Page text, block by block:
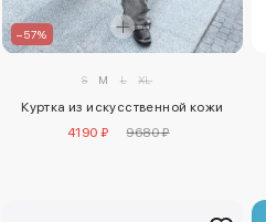
–57%
S M L XL
Куртка из искусственной кожи
4190 ₽
9680 ₽